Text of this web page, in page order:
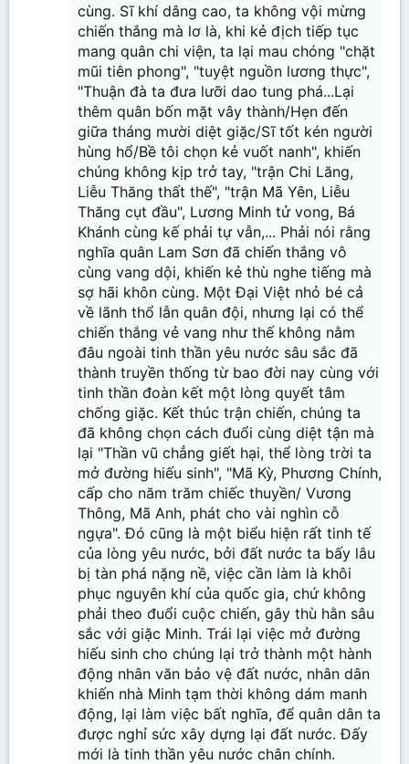
cùng. Sĩ khí dâng cao, ta không vội mừng
chiến thắng mà lơ là, khi kẻ địch tiếp tục
mang quân chi viện, ta lại mau chóng "chặt
mũi tiên phong", "tuyệt nguồn lương thực",
"Thuận đà ta đưa lưỡi dao tung phá...Lại
thêm quân bốn mặt vây thành/Hẹn đến
giữa tháng mười diệt giặc/Sĩ tốt kén người
hùng hổ/Bề tôi chọn kẻ vuốt nanh", khiến
chúng không kịp trở tay, "trận Chi Lăng,
Liễu Thăng thất thế", "trận Mã Yên, Liễu
Thăng cụt đầu", Lương Minh tử vong, Bá
Khánh cùng kế phải tự vẫn,... Phải nói rằng
nghĩa quân Lam Sơn đã chiến thắng vô
cùng vang dội, khiến kẻ thù nghe tiếng mà
sợ hãi khôn cùng. Một Đại Việt nhỏ bé cả
về lãnh thổ lẫn quân đội, nhưng lại có thể
chiến thắng vẻ vang như thế không nằm
đâu ngoài tinh thần yêu nước sâu sắc đã
thành truyền thống từ bao đời nay cùng với
tinh thần đoàn kết một lòng quyết tâm
chống giặc. Kết thúc trận chiến, chúng ta
đã không chọn cách đuổi cùng diệt tận mà
lại "Thần vũ chẳng giết hại, thể lòng trời ta
mở đường hiếu sinh", "Mã Kỳ, Phương Chính,
cấp cho năm trăm chiếc thuyền/ Vương
Thông, Mã Anh, phát cho vài nghìn cỗ
ngựa". Đó cũng là một biểu hiện rất tinh tế
của lòng yêu nước, bởi đất nước ta bấy lâu
bị tàn phá nặng nề, việc cần làm là khôi
phục nguyên khí của quốc gia, chứ không
phải theo đuổi cuộc chiến, gây thù hằn sâu
sắc với giặc Minh. Trái lại việc mở đường
hiếu sinh cho chúng lại trở thành một hành
động nhân văn bảo vệ đất nước, nhân dân
khiến nhà Minh tạm thời không dám manh
động, lại làm việc bất nghĩa, để quân dân ta
được nghỉ sức xây dựng lại đất nước. Đấy
mới là tinh thần yêu nước chân chính.